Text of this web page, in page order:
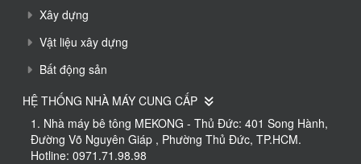
Xây dựng
Vật liệu xây dựng
Bất động sản
HỆ THỐNG NHÀ MÁY CUNG CẤP
1. Nhà máy bê tông MEKONG - Thủ Đức: 401 Song Hành,
Đường Võ Nguyên Giáp , Phường Thủ Đức, TP.HCM.
Hotline: 0971.71.98.98